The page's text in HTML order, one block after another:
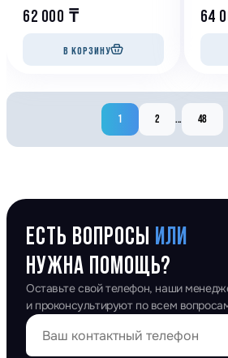
62 000 ₸
В КОРЗИНУ
64
1 2 ... 48
ЕСТЬ ВОПРОСЫ ИЛИ
НУЖНА ПОМОЩЬ?
Оставьте свой телефон, наши
и проконсультируют по всем